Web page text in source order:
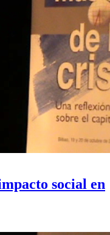
social en